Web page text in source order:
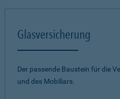
Glasversicherung
Der passende Baustein für die
und des Mobiliars.